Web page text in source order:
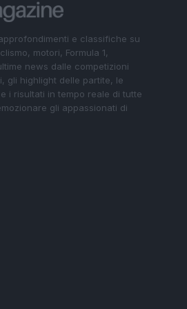
e classifiche su
motori, Formula 1,
news dalle competizioni
gli highlight delle partite, le
i risultati in tempo reale di tutte
gli appassionati di